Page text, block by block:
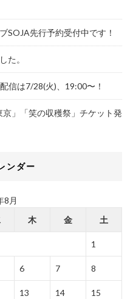
SOJA先行予約受付中です！
た。
信は7/28(火)、19:00〜！
京」「笑の収穫祭」チケット発
ンダー
8月
木 金 土
1
6 7 8
13 14 15